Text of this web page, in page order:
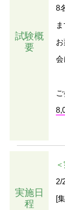
試験概
要
8
ま
会
実施日
程
2/
[